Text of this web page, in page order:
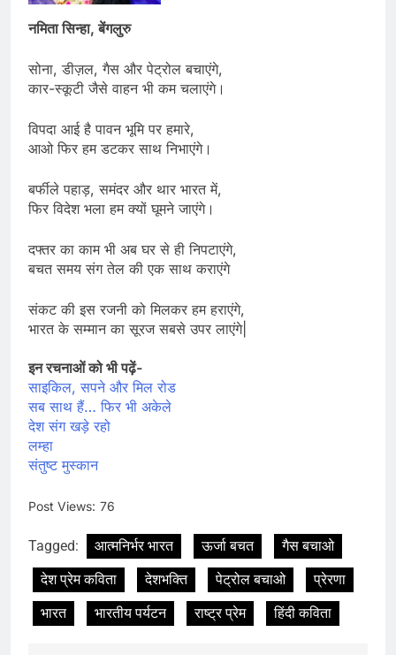
नमिता सिन्हा, बेंगलुरु
सोना, डीज़ल, गैस और पेट्रोल बचाएंगे,
कार-स्कूटी जैसे वाहन भी कम चलाएंगे।
विपदा आई है पावन भूमि पर हमारे,
आओ फिर हम डटकर साथ निभाएंगे।
बर्फीले पहाड़, समंदर और थार भारत में,
फिर विदेश भला हम क्यों घूमने जाएंगे।
दफ्तर का काम भी अब घर से ही निपटाएंगे,
बचत समय संग तेल की एक साथ कराएंगे
संकट की इस रजनी को मिलकर हम हराएंगे,
भारत के सम्मान का सूरज सबसे उपर लाएंगे|
इन रचनाओं को भी पढ़ें-
साइकिल, सपने और मिल रोड
सब साथ हैं… फिर भी अकेले
देश संग खड़े रहो
लम्हा
संतुष्ट मुस्कान
Post Views: 76
Tagged: आत्मनिर्भर भारत ऊर्जा बचत
गैस बचाओ
देश प्रेम कविता
देशभक्ति पेट्रोल बचाओ
प्रेरणा
भारत
भारतीय पर्यटन राष्ट्र प्रेम हिंदी कविता